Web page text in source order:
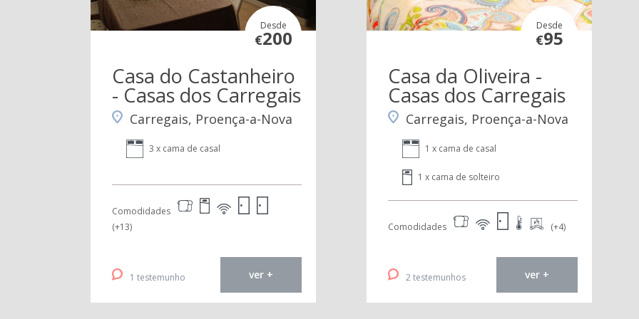
Desde
€200
Casa do Castanheiro
- Casas dos Carregais
Carregais, Proença-a-Nova
3 x cama de casal
Comodidades
(+13)
1 testemunho ver +
Desde
€95
Casa da Oliveira -
Casas dos Carregais
Carregais, Proença-a-Nova
1 x cama de casal
1 x cama de solteiro
Comodidades (+4)
2 testemunhos ver +